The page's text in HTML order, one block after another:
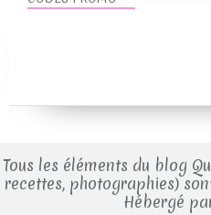
Tous les éléments du blog
recettes, photographies)
Hébergé